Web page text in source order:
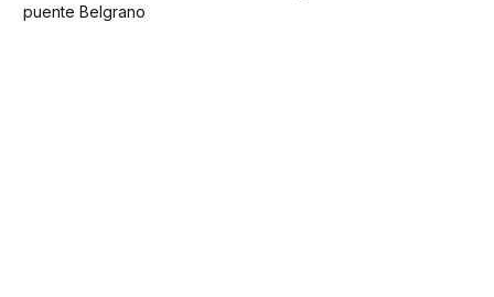
puente Belgrano